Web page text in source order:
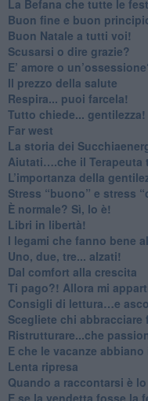
​La Befana che tutte le
Buon fine e buon
​Buon Natale a tutti voi!
​Scusarsi o dire grazie?
​E’ amore o
​Il prezzo della salute
​Respira... puoi farcela!
​Tutto chiede... gentilezza!
​Far west
​La storia dei
​Aiutati….che il Terapeuta
​L’importanza della
​Stress “buono” e stress
​È normale? Sì, lo è!
​Libri in libertà!
​I legami che fanno bene
Uno, due, tre... alzati!​
​Dal comfort alla crescita
​Ti pago?! Allora mi
​Consigli di lettura…e
​Scegliete chi
​Ristrutturare...che
​E che le vacanze
​Lenta ripresa
​Quando a raccontarsi è
​E se la vendetta fosse la